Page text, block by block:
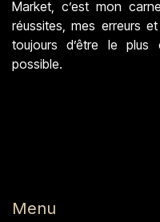
Market, c’est mon
réussites, mes erreurs
toujours d’être le plus
possible.
Menu